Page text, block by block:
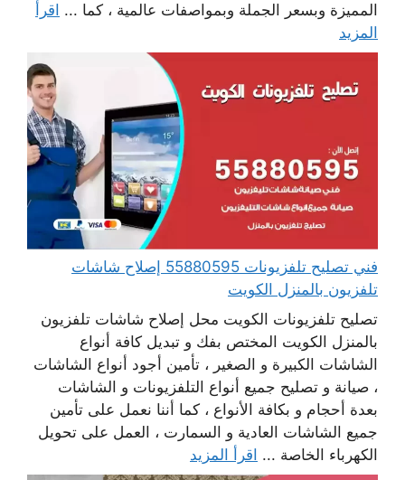
المميزة وبسعر الجملة وبمواصفات عالمية ، كما ... اقرأ
المزيد
فني تصليح تلفزيونات 55880595 إصلاح شاشات
تلفزيون بالمنزل الكويت
تصليح تلفزيونات الكويت محل إصلاح شاشات تلفزيون
بالمنزل الكويت المختص بفك و تبديل كافة أنواع
الشاشات الكبيرة و الصغير ، تأمين أجود أنواع الشاشات
، صيانة و تصليح جميع أنواع التلفزيونات و الشاشات
بعدة أحجام و بكافة الأنواع ، كما أننا نعمل على تأمين
جميع الشاشات العادية و السمارت ، العمل على تحويل
الكهرباء الخاصة ... اقرأ المزيد